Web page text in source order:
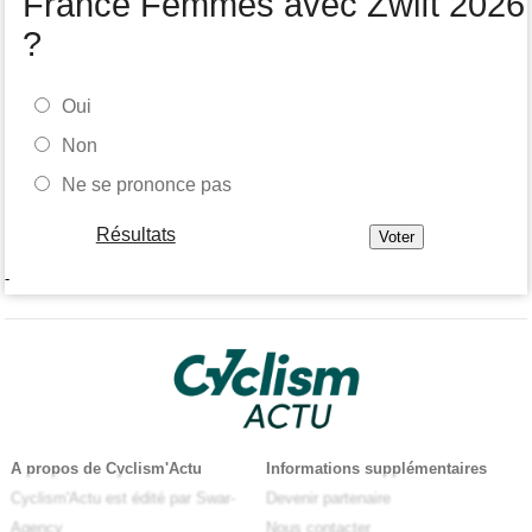
?
Oui
Non
Ne se prononce pas
Résultats
-
A propos de Cyclism'Actu
Cyclism'Actu est édité par Swar-
Agency
Informations supplémentaires
Devenir partenaire
Nous contacter